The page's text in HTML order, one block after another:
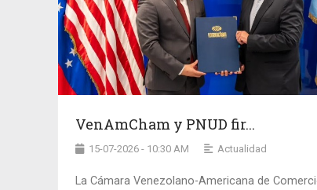
VenAmCham y PNUD fir...
15-07-2026 - 10:30 AM Actualidad
La Cámara Venezolano-Americana de